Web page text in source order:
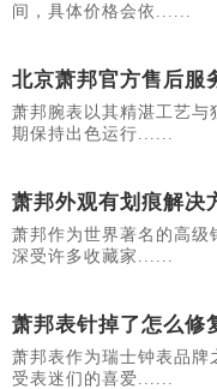
间，具体价格会依......
北京萧邦官方售后服
萧邦腕表以其精湛工艺与
期保持出色运行......
萧邦外观有划痕解决
萧邦作为世界著名的高级
深受许多收藏家......
萧邦表针掉了怎么修
萧邦表作为瑞士钟表品牌
受表迷们的喜爱......